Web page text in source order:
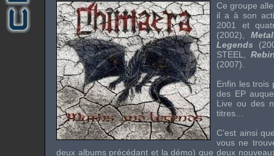
Ce groupe
il a à son
2001 et
(2002),
Legends
STEEL
(2007).
Enfin les trois
des EP
Live ou des
titres…
C’est ainsi
vous ne
deux albums précédant et ladémo) que deux